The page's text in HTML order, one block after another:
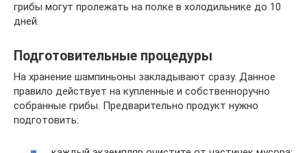
грибы могут пролежать на полке в холодильнике до 10
дней.
Подготовительные процедуры
На хранение шампиньоны закладывают сразу. Данное
правило действует на купленные и собственноручно
собранные грибы. Предварительно продукт нужно
подготовить: